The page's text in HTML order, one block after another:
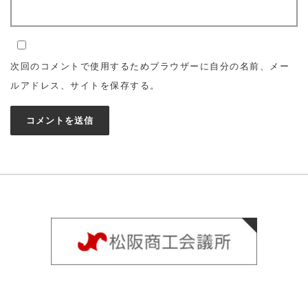
次回のコメントで使用するためブラウザーに自分の名前、メー
ルアドレス、サイトを保存する。